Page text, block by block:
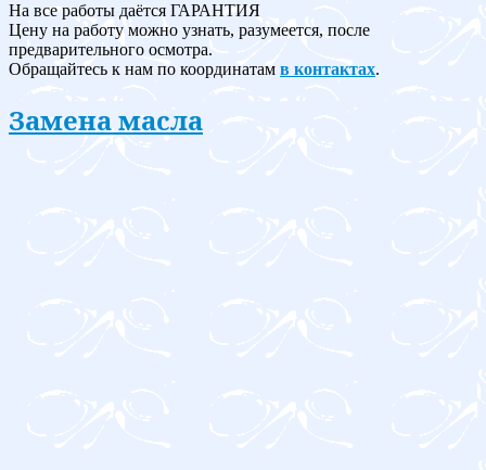
На все работы даётся ГАРАНТИЯ
Цену на работу можно узнать, разумеется, после
предварительного осмотра.
Обращайтесь к нам по координатам в контактах.
Замена масла